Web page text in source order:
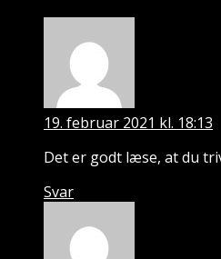
19. februar 2021 kl. 18:13
Det er godt læse, at du
Svar